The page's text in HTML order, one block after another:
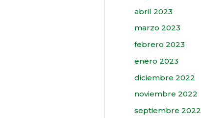
abril 2023
marzo 2023
febrero 2023
enero 2023
diciembre 2022
noviembre 2022
septiembre 2022